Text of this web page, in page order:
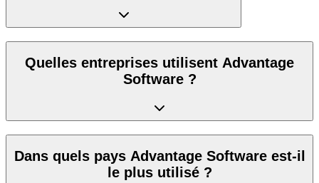
Quelles entreprises utilisent Advantage
Software ?
Dans quels pays Advantage Software est-il
le plus utilisé ?